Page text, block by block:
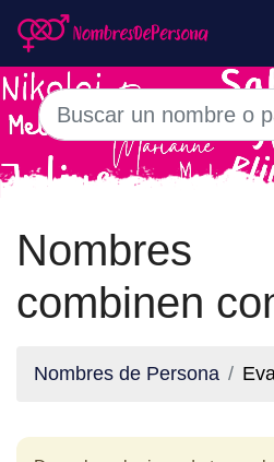
combinen
Nombres de Persona